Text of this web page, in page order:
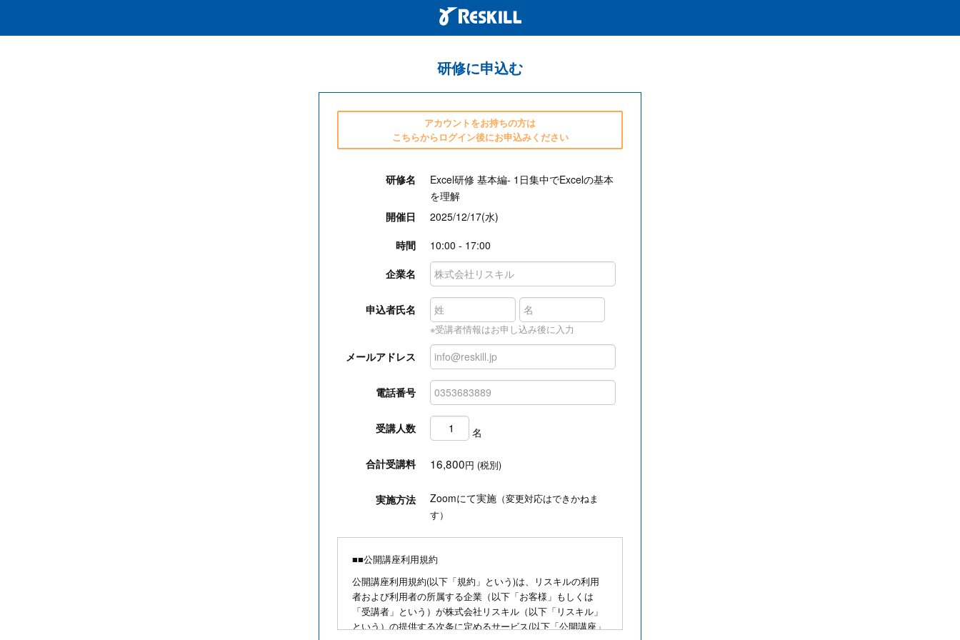
研修に申込む
アカウントをお持ちの方は
こちらからログイン後にお申込みください
研修名
Excel研修 基本編- 1日集中でExcelの基本
を理解
開催日
2025/12/17(水)
時間
10:00 - 17:00
企業名
申込者氏名
※受講者情報はお申し込み後に入力
メールアドレス
電話番号
受講人数 名
合計受講料 16,800円 (税別)
実施方法 Zoomにて実施 （変更対応はできかねま
す）
■■公開講座利用規約
公開講座利用規約(以下「規約」という)は、リスキルの利用
者および利用者の所属する企業（以下「お客様」もしくは
「受講者」という）が株式会社リスキル（以下「リスキル」
という）の提供する次条に定めるサービス(以下「公開講座」